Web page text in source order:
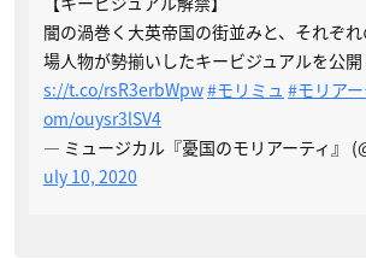
闇の渦巻く大英帝国の街並みと、それぞ
場人物が勢揃いしたキービジュアルを公開
s://t.co/rsR3erbWpw#モリミュ #モリアー
om/ouysr3lSV4
— ミュージカル『憂国のモリアーティ』
uly 10, 2020